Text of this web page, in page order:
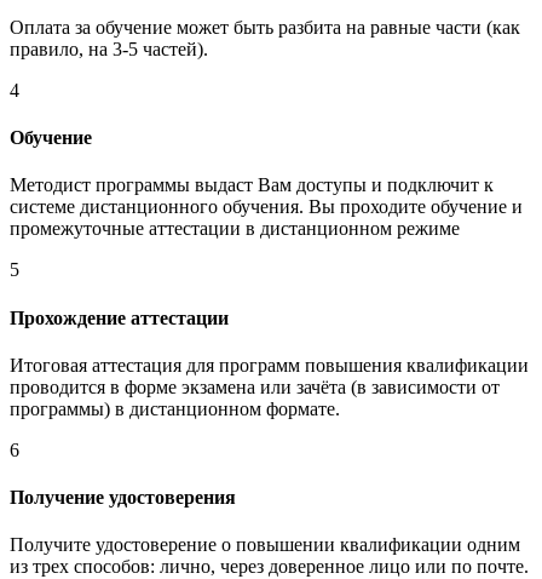
Оплата за обучение может быть разбита на равные части (как
правило, на 3-5 частей).
4
Обучение
Методист программы выдаст Вам доступы и подключит к
системе дистанционного обучения. Вы проходите обучение и
промежуточные аттестации в дистанционном режиме
5
Прохождение аттестации
Итоговая аттестация для программ повышения квалификации
проводится в форме экзамена или зачёта (в зависимости от
программы) в дистанционном формате.
6
Получение удостоверения
Получите удостоверение о повышении квалификации одним
из трех способов: лично, через доверенное лицо или по почте.